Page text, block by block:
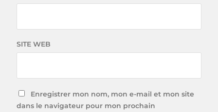
SITE WEB
Enregistrer mon nom, mon e-mail et mon site
dans le navigateur pour mon prochain